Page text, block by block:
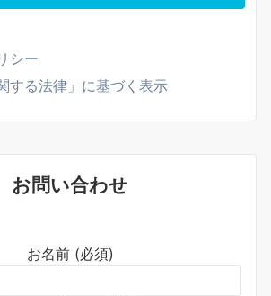
シー
する法律」に基づく表示
お問い合わせ
お名前 (必須)